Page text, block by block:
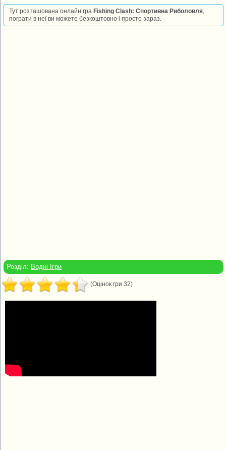
Тут розташована онлайн гра Fishing Clash: Спортивна Риболовля,
пограти в неї ви можете безкоштовно і просто зараз.
Розділ: Водні Ігри
(Оцінок гри 32)